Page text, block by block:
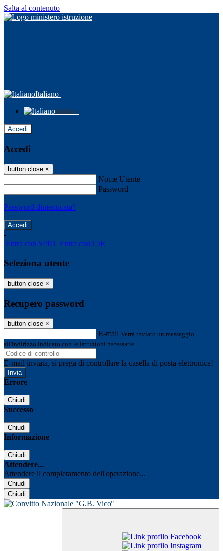
Salta al contenuto
Italiano
Italiano
Accedi
Accedi
button close ×
Nome Utente
Password
Password dimenticata?
-
Entra con SPID Entra con CIE
Seleziona utente
button close ×
Recupero password
button close ×
E-mail Verrà inviato un messaggio
all'indirizzo indicato con le istruzioni necessarie.
E-mail inviata, si prega di controllare la casella di posta elettronica!
Errore
Chiudi
Successo
Chiudi
Informazione
Chiudi
Attendere...
Attendere il completamento dell'operazione...
Chiudi
Chiudi